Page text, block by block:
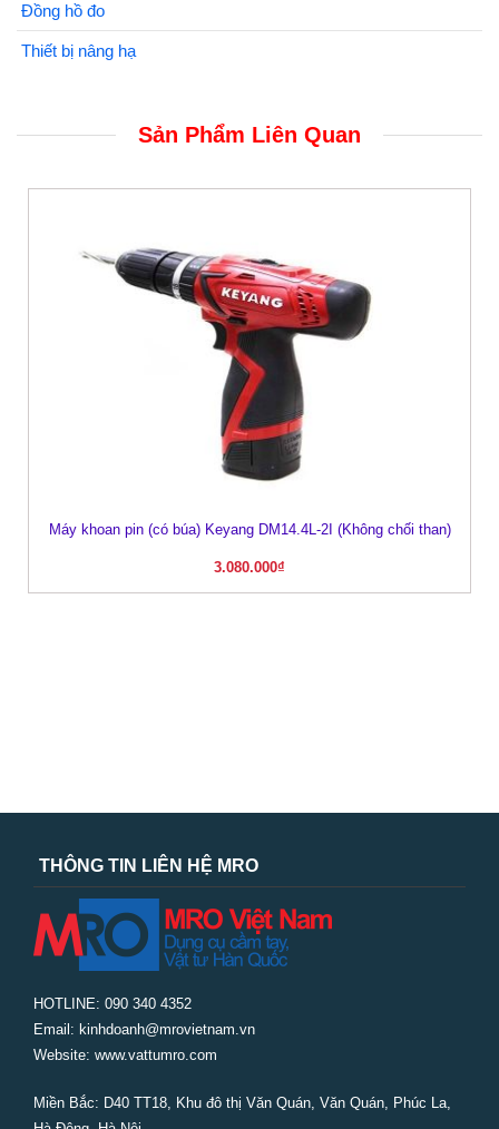
Đồng hồ đo
Thiết bị nâng hạ
Sản Phẩm Liên Quan
Máy khoan pin (có búa) Keyang DM14.4L-2I (Không chối than)
3.080.000₫
THÔNG TIN LIÊN HỆ MRO
HOTLINE: 090 340 4352
Email: kinhdoanh@mrovietnam.vn
Website: www.vattumro.com
Miền Bắc: D40 TT18, Khu đô thị Văn Quán, Văn Quán, Phúc La,